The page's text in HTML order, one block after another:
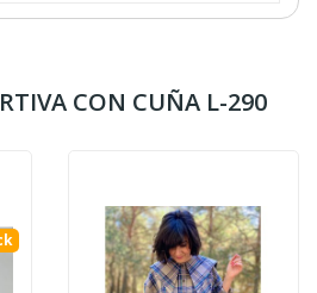
CON CUÑA L-290